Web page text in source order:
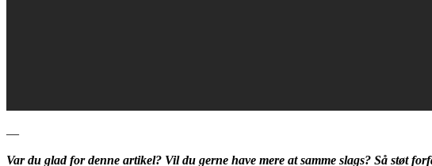
—
Var du glad for denne artikel? Vil du gerne have mere at samme slags? Så støt